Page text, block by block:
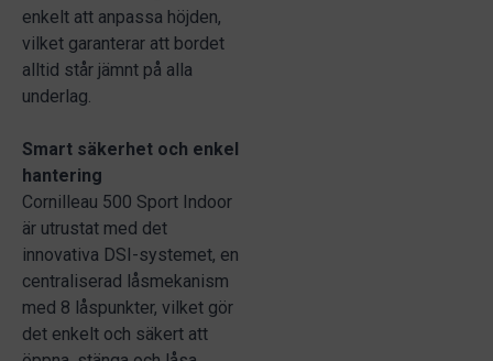
enkelt att anpassa höjden,
vilket garanterar att bordet
alltid står jämnt på alla
underlag.
Smart säkerhet och enkel
hantering
Cornilleau 500 Sport Indoor
är utrustat med det
innovativa DSI-systemet, en
centraliserad låsmekanism
med 8 låspunkter, vilket gör
det enkelt och säkert att